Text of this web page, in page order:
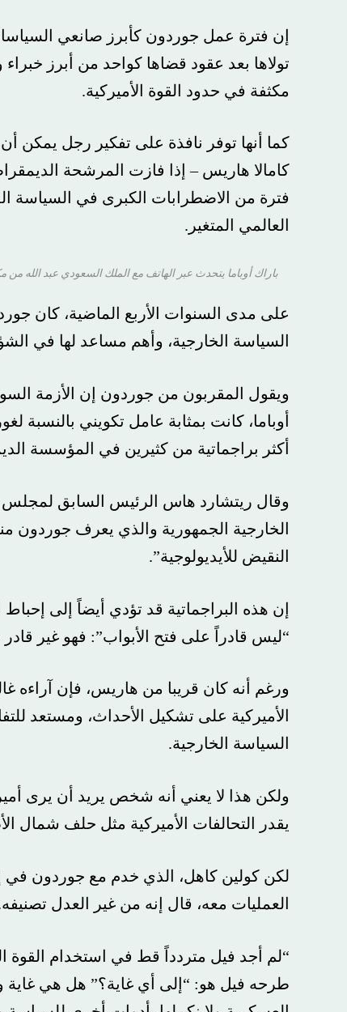
إن فترة عمل جوردون كأبرز صانعي السياسات
تولاها بعد عقود قضاها كواحد من أبرز خبراء
مكثفة في حدود القوة الأميركية.
كما أنها توفر نافذة على تفكير رجل يمكن أن
كامالا هاريس – إذا فازت المرشحة
فترة من الاضطرابات الكبرى في السياسة
العالمي المتغير.
باراك أوباما يتحدث عبر الهاتف مع الملك السعودي عبد الله من مكتبه في البيت الأبيض في عام
على مدى السنوات الأربع الماضية، كان
السياسة الخارجية، وأهم مساعد لها في الشؤون العالمية، ومنذ عام
ويقول المقربون من جوردون إن الأزمة
أوباما، كانت بمثابة عامل تكويني بالنسبة
أكثر براجماتية من كثيرين في المؤسسة
وقال ريتشارد هاس الرئيس السابق لمجلس
الخارجية الجمهورية والذي يعرف جوردون منذ
النقيض للأيديولوجية”.
إن هذه البراجماتية قد تؤدي أيضاً إلى إحباط
“ليس قادراً على فتح الأبواب”: فهو غير قادر على
ورغم أنه كان قريبا من هاريس، فإن آراءه غالبا
الأميركية على تشكيل الأحداث، ومستعد
السياسة الخارجية.
ولكن هذا لا يعني أنه شخص يريد أن يرى أميركا
يقدر التحالفات الأميركية مثل حلف شمال
لكن كولين كاهل، الذي خدم مع جوردون في
العمليات معه، قال إنه من غير العدل تصنيفه.
“لم أجد فيل متردداً قط في استخدام القوة
طرحه فيل هو: “إلى أي غاية؟” هل هي غاية واقعية